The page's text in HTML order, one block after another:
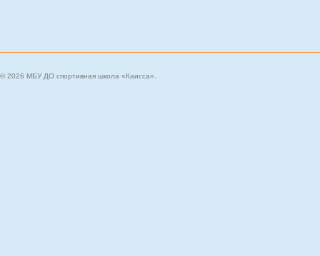
© 2026 МБУ ДО спортивная школа «Каисса».